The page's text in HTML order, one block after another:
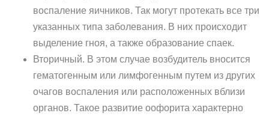
воспаление яичников. Так могут протекать все три
указанных типа заболевания. В них происходит
выделение гноя, а также образование спаек.
Вторичный. В этом случае возбудитель вносится
гематогенным или лимфогенным путем из других
очагов воспаления или расположенных вблизи
органов. Такое развитие оофорита характерно